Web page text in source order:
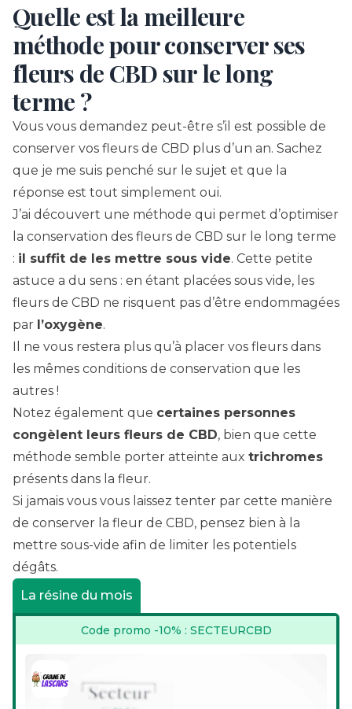
Quelle est la meilleure
méthode pour conserver ses
fleurs de CBD sur le long
terme ?
Vous vous demandez peut-être s’il est possible de
conserver vos fleurs de CBD plus d’un an. Sachez
que je me suis penché sur le sujet et que la
réponse est tout simplement oui.
J’ai découvert une méthode qui permet d’optimiser
la conservation des fleurs de CBD sur le long terme
: il suffit de les mettre sous vide. Cette petite
astuce a du sens : en étant placées sous vide, les
fleurs de CBD ne risquent pas d’être endommagées
par l’oxygène.
Il ne vous restera plus qu’à placer vos fleurs dans
les mêmes conditions de conservation que les
autres !
Notez également que certaines personnes
congèlent leurs fleurs de CBD, bien que cette
méthode semble porter atteinte aux trichromes
présents dans la fleur.
Si jamais vous vous laissez tenter par cette manière
de conserver la fleur de CBD, pensez bien à la
mettre sous-vide afin de limiter les potentiels
dégâts.
La résine du mois
Code promo -10% : SECTEURCBD